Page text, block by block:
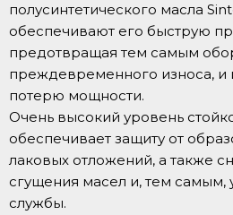
полусинтетического масла
обеспечивают его быструю
предотвращая тем самым
преждевременного износа, и
потерю мощности.
Очень высокий уровень
обеспечивает защиту от
лаковых отложений, а также
сгущения масел и, тем самым,
службы.